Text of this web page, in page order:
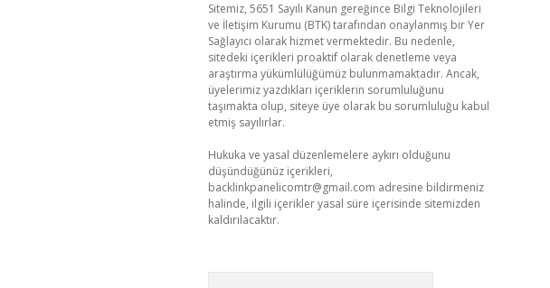
Sitemiz, 5651 Sayılı Kanun gereğince Bilgi Teknolojileri
ve İletişim Kurumu (BTK) tarafından onaylanmış bir Yer
Sağlayıcı olarak hizmet vermektedir. Bu nedenle,
sitedeki içerikleri proaktif olarak denetleme veya
araştırma yükümlülüğümüz bulunmamaktadır. Ancak,
üyelerimiz yazdıkları içeriklerin sorumluluğunu
taşımakta olup, siteye üye olarak bu sorumluluğu kabul
etmiş sayılırlar.
Hukuka ve yasal düzenlemelere aykırı olduğunu
düşündüğünüz içerikleri,
backlinkpanelicomtr@gmail.com adresine bildirmeniz
halinde, ilgili içerikler yasal süre içerisinde sitemizden
kaldırılacaktır.